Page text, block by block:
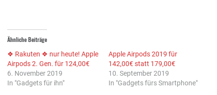
Ähnliche Beiträge
❖ Rakuten ❖ nur heute! Apple
Airpods 2. Gen. für 124,00€
6. November 2019
In "Gadgets für ihn"
Apple Airpods 2019 für
142,00€ statt 179,00€
10. September 2019
In "Gadgets fürs Smartphone"